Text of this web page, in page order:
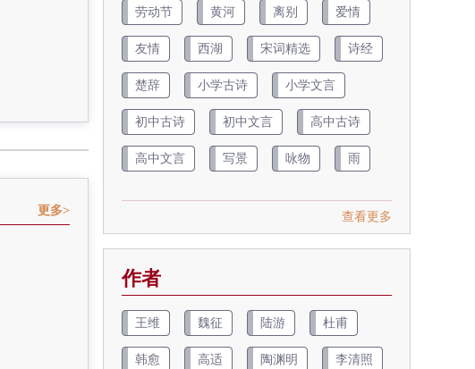
更多>
劳动节 黄河 离别 爱情
友情 西湖 宋词精选 诗经
楚辞 小学古诗 小学文言
初中古诗 初中文言 高中古诗
高中文言 写景 咏物 雨
查看更多
作者
王维 魏征 陆游 杜甫
韩愈 高适 陶渊明 李清照